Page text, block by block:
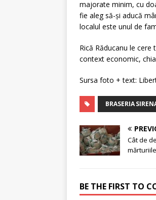
majorate minim, cu
fie aleg să-și aducă
localul este unul de
Rică Răducanu le
context economic,
Sursa foto + text:
BRASERIA
Cât de
BE THE FIRST TO